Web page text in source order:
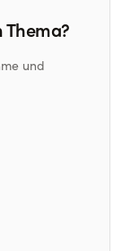
Thema?
und